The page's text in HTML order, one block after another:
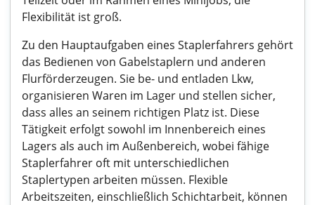
Flexibilität ist groß.
Zu den Hauptaufgaben eines Staplerfahrers gehört
das Bedienen von Gabelstaplern und anderen
Flurförderzeugen. Sie be- und entladen Lkw,
organisieren Waren im Lager und stellen sicher,
dass alles an seinem richtigen Platz ist. Diese
Tätigkeit erfolgt sowohl im Innenbereich eines
Lagers als auch im Außenbereich, wobei fähige
Staplerfahrer oft mit unterschiedlichen
Staplertypen arbeiten müssen. Flexible
Arbeitszeiten, einschließlich Schichtarbeit, können